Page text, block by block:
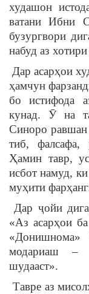
худашон
ватани Ибни
бузургвори
набуд аз
Дар асарҳои
ҳамчун
бо истифода
кунад. Ӯ на
Синоро равшан
тиб, фалсафа,
Ҳамин тавр,
исбот намуд,
муҳити
Дар ҷойи
«Аз асарҳои
модариаш –
шудааст».
Тавре аз